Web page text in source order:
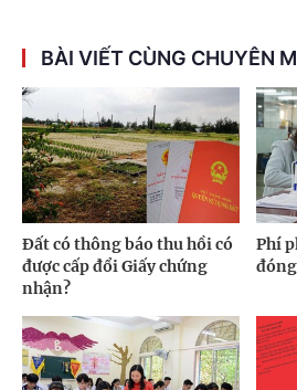
BÀI VIẾT CÙNG CHUYÊN
Đất có thông báo thu hồi có
được cấp đổi Giấy chứng
nhận?
Phí